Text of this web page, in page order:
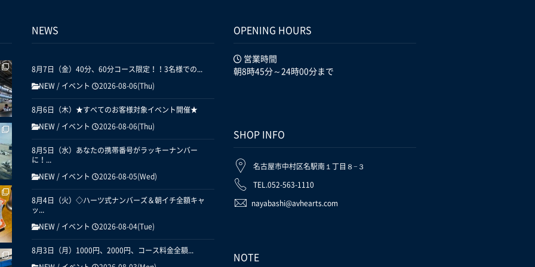
NEWS
8月7日（金）40分、60分コース限定！！3名様での...
NEW / イベント 2026-08-06(Thu)
8月6日（木）★すべてのお客様対象イベント開催★
NEW / イベント 2026-08-06(Thu)
8月5日（水）あなたの携帯番号がラッキーナンバー
に！...
NEW / イベント 2026-08-05(Wed)
8月4日（火）◇ハーツ式ナンバーズ＆朝イチ全額キャ
ッ...
NEW / イベント 2026-08-04(Tue)
8月3日（月）1000円、2000円、コース料金全額...
OPENING HOURS
営業時間
朝8時45分～24時00分まで
SHOP INFO
名古屋市中村区名駅南１丁目８−３
TEL.052-563-1110
nayabashi@avhearts.com
NOTE